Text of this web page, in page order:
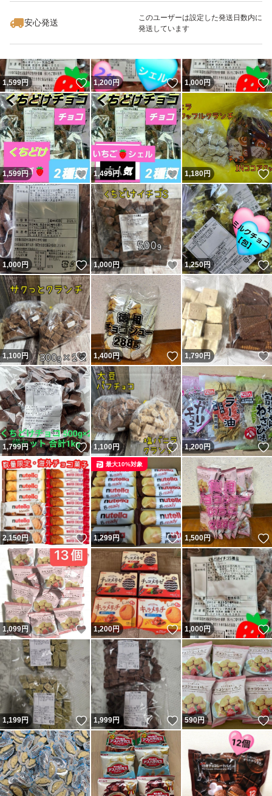
安心発送
このユーザーは設定した発送日数内に
発送しています
1,599円 いいね！
1,200円 いいね！
1,000円
1,599円 いいね！
1,499円 いいね！
1,180円
1,000円 いいね！
1,000円 いいね！
1,250円
1,100円 いいね！
1,400円 いいね！
1,790円
1,799円 いいね！
1,100円 いいね！
1,200円
2,150円 いいね！
1,299円 いいね！
最大10%対象
1,500円
1,099円 いいね！
1,200円 いいね！
1,000円
1,199円 いいね！
1,999円 いいね！
590円